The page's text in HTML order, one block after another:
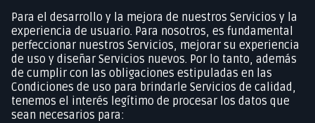
Para el desarrollo y la mejora de nuestros Servicios y la
experiencia de usuario. Para nosotros, es fundamental
perfeccionar nuestros Servicios, mejorar su experiencia
de uso y diseñar Servicios nuevos. Por lo tanto, además
de cumplir con las obligaciones estipuladas en las
Condiciones de uso para brindarle Servicios de calidad,
tenemos el interés legítimo de procesar los datos que
sean necesarios para: